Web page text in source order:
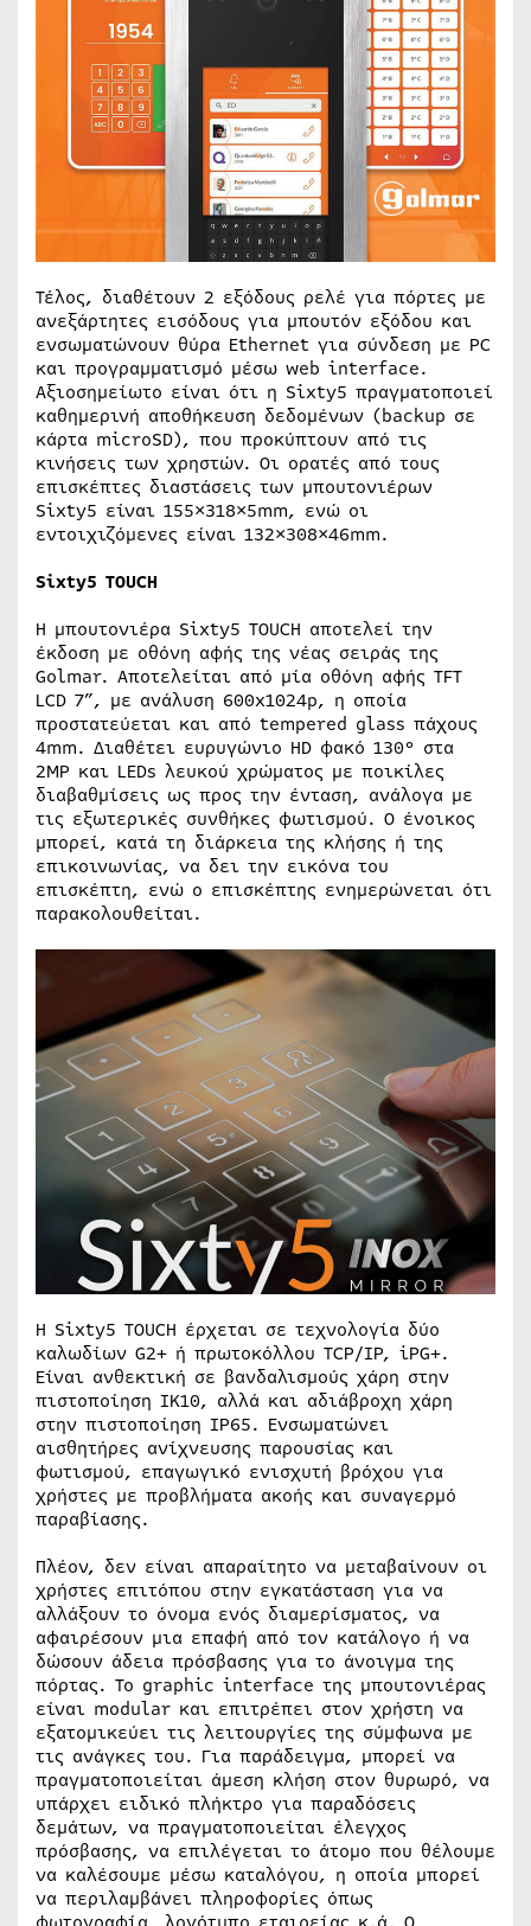
Τέλος, διαθέτουν 2 εξόδους ρελέ για πόρτες με
ανεξάρτητες εισόδους για μπουτόν εξόδου και
ενσωματώνουν θύρα Ethernet για σύνδεση με PC
και προγραμματισμό μέσω web interface.
Αξιοσημείωτο είναι ότι η Sixty5 πραγματοποιεί
καθημερινή αποθήκευση δεδομένων (backup σε
κάρτα microSD), που προκύπτουν από τις
κινήσεις των χρηστών. Οι ορατές από τους
επισκέπτες διαστάσεις των μπουτονιέρων
Sixty5 είναι 155×318×5mm, ενώ οι
εντοιχιζόμενες είναι 132×308×46mm.
Sixty5 TOUCH
Η μπουτονιέρα Sixty5 TOUCH αποτελεί την
έκδοση με οθόνη αφής της νέας σειράς της
Golmar. Αποτελείται από μία οθόνη αφής TFT
LCD 7”, με ανάλυση 600x1024p, η οποία
προστατεύεται και από tempered glass πάχους
4mm. Διαθέτει ευρυγώνιο HD φακό 130° στα
2MP και LEDs λευκού χρώματος με ποικίλες
διαβαθμίσεις ως προς την ένταση, ανάλογα με
τις εξωτερικές συνθήκες φωτισμού. Ο ένοικος
μπορεί, κατά τη διάρκεια της κλήσης ή της
επικοινωνίας, να δει την εικόνα του
επισκέπτη, ενώ ο επισκέπτης ενημερώνεται ότι
παρακολουθείται.
Η Sixty5 TOUCH έρχεται σε τεχνολογία δύο
καλωδίων G2+ ή πρωτοκόλλου TCP/IP, iPG+.
Είναι ανθεκτική σε βανδαλισμούς χάρη στην
πιστοποίηση IK10, αλλά και αδιάβροχη χάρη
στην πιστοποίηση IP65. Ενσωματώνει
αισθητήρες ανίχνευσης παρουσίας και
φωτισμού, επαγωγικό ενισχυτή βρόχου για
χρήστες με προβλήματα ακοής και συναγερμό
παραβίασης.
Πλέον, δεν είναι απαραίτητο να μεταβαίνουν οι
χρήστες επιτόπου στην εγκατάσταση για να
αλλάξουν το όνομα ενός διαμερίσματος, να
αφαιρέσουν μια επαφή από τον κατάλογο ή να
δώσουν άδεια πρόσβασης για το άνοιγμα της
πόρτας. Το graphic interface της μπουτονιέρας
είναι modular και επιτρέπει στον χρήστη να
εξατομικεύει τις λειτουργίες της σύμφωνα με
τις ανάγκες του. Για παράδειγμα, μπορεί να
πραγματοποιείται άμεση κλήση στον θυρωρό, να
υπάρχει ειδικό πλήκτρο για παραδόσεις
δεμάτων, να πραγματοποιείται έλεγχος
πρόσβασης, να επιλέγεται το άτομο που θέλουμε
να καλέσουμε μέσω καταλόγου, η οποία μπορεί
να περιλαμβάνει πληροφορίες όπως